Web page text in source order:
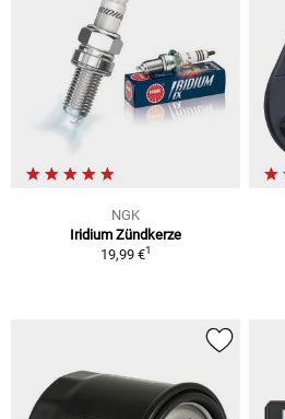
NGK
Iridium Zündkerze
19,99 €1